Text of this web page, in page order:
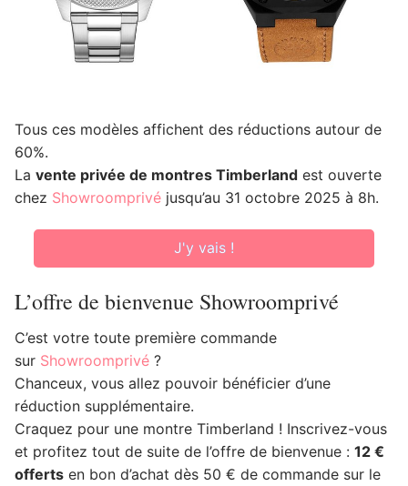
Tous ces modèles affichent des réductions autour de
60%.
La vente privée de montres Timberland est ouverte
chez Showroomprivé jusqu’au 31 octobre 2025 à 8h.
J'y vais !
L’offre de bienvenue Showroomprivé
C’est votre toute première commande
sur Showroomprivé ?
Chanceux, vous allez pouvoir bénéficier d’une
réduction supplémentaire.
Craquez pour une montre Timberland ! Inscrivez-vous
et profitez tout de suite de l’offre de bienvenue : 12 €
offerts en bon d’achat dès 50 € de commande sur le